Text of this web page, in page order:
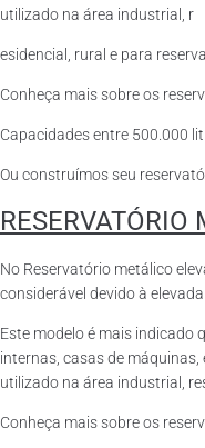
utilizado na área industrial, r
esidencial, rural e para
Conheça mais sobre os
Capacidades entre 500.000
Ou construímos seu
RESERVATÓRIO
No Reservatório metálico
considerável devido à
Este modelo é mais indicado
internas, casas de
utilizado na área industrial,
Conheça mais sobre os